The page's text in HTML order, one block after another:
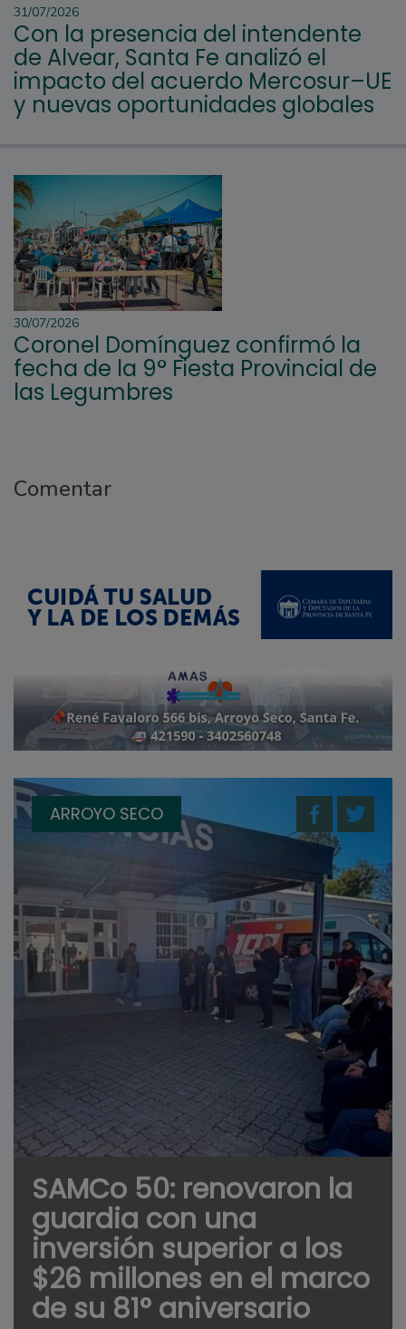
31/07/2026
Con la presencia del intendente
de Alvear, Santa Fe analizó el
impacto del acuerdo Mercosur–UE
y nuevas oportunidades globales
30/07/2026
Coronel Domínguez confirmó la
fecha de la 9° Fiesta Provincial de
las Legumbres
Comentar
ARROYO SECO
SAMCo 50: renovaron la
guardia con una
inversión superior a los
$26 millones en el marco
de su 81° aniversario